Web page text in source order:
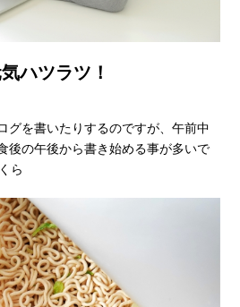
ハツラツ！
グを書いたりするのですが、午前中
後の午後から書き始める事が多いで
ら